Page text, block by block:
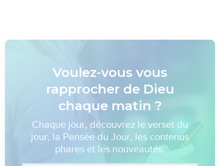
Voulez-vous vous
rapprocher de Dieu
chaque matin ?
Chaque jour, découvrez le verset du
jour, la Pensée du Jour, les contenus
phares et les nouveautés.